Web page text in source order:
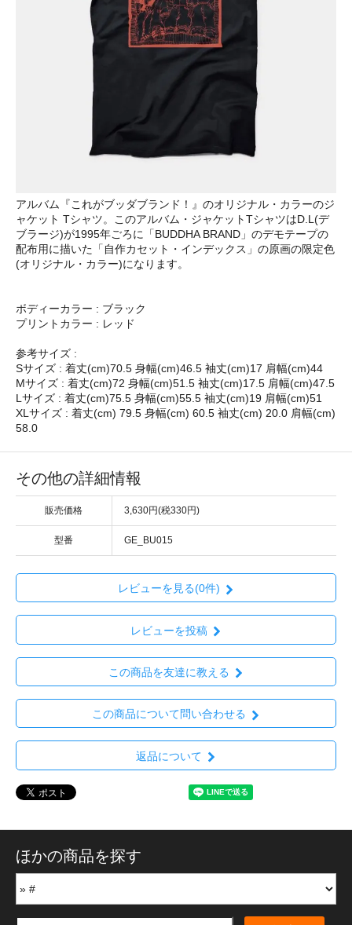
アルバム『これがブッダブランド！』のオリジナル・カラーのジ
ャケット Tシャツ。このアルバム・ジャケットTシャツはD.L(デ
ブラージ)が1995年ごろに「BUDDHA BRAND」のデモテープの
配布用に描いた「自作カセット・インデックス」の原画の限定色
(オリジナル・カラー)になります。
ボディーカラー : ブラック
プリントカラー : レッド
参考サイズ :
Sサイズ : 着丈(cm)70.5 身幅(cm)46.5 袖丈(cm)17 肩幅(cm)44
Mサイズ : 着丈(cm)72 身幅(cm)51.5 袖丈(cm)17.5 肩幅(cm)47.5
Lサイズ : 着丈(cm)75.5 身幅(cm)55.5 袖丈(cm)19 肩幅(cm)51
XLサイズ : 着丈(cm) 79.5 身幅(cm) 60.5 袖丈(cm) 20.0 肩幅(cm)
58.0
その他の詳細情報
販売価格 3,630円(税330円)
型番 GE_BU015
レビューを見る(0件)
レビューを投稿
この商品を友達に教える
この商品について問い合わせる
返品について
ほかの商品を探す